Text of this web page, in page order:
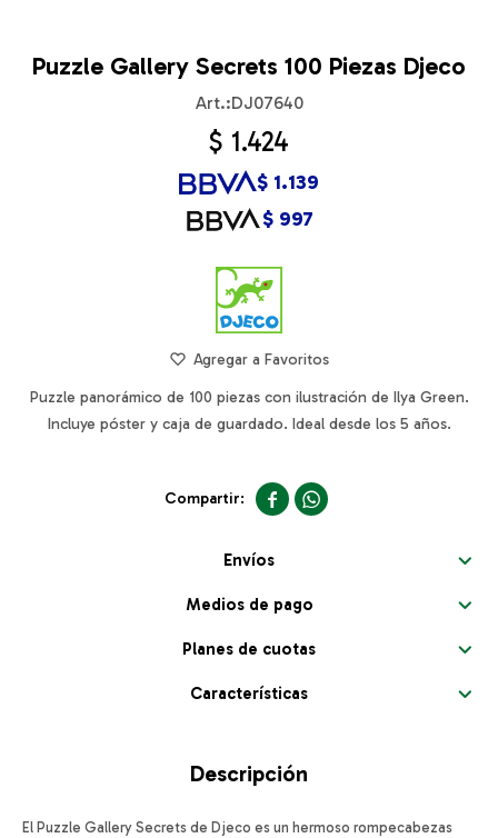
Puzzle Gallery Secrets 100 Piezas Djeco
DJ07640
$ 1.424
$ 997
$ 1.139
Puzzle panorámico de 100 piezas con ilustración de Ilya Green.
Incluye póster y caja de guardado. Ideal desde los 5 años.
 
Envíos
Medios de pago
Planes de cuotas
Características
Descripción
El Puzzle Gallery Secrets de Djeco es un hermoso rompecabezas